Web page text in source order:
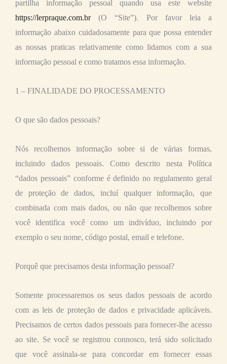
partilha informação pessoal quando usa este website
https://lerpraque.com.br(O “Site”). Por favor leia a
informação abaixo cuidadosamente para que possa entender
as nossas praticas relativamente como lidamos com a sua
informação pessoal e como tratamos essa informação.
1 – FINALIDADE DO PROCESSAMENTO
O que são dados pessoais?
Nós recolhemos informação sobre si de várias formas,
incluindo dados pessoais. Como descrito nesta Política
“dados pessoais” conforme é definido no regulamento geral
de proteção de dados, incluí qualquer informação, que
combinada com mais dados, ou não que recolhemos sobre
você identifica você como um indivíduo, incluindo por
exemplo o seu nome, código postal, email e telefone.
Porquê que precisamos desta informação pessoal?
Somente processaremos os seus dados pessoais de acordo
com as leis de proteção de dados e privacidade aplicáveis.
Precisamos de certos dados pessoais para fornecer-lhe acesso
ao site. Se você se registrou connosco, terá sido solicitado
que você assinala-se para concordar em fornecer essas